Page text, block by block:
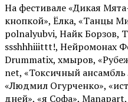
На фестивале «Дикая
кнопкой», Ёлка, «Танцы
polnalyubvi, Найк Борзов,
ssshhhiiittt!, Нейромонах
Drummatix, хмыров,
net, «Токсичный ансамбль
«Людмил Огурченко»,
дней», «я Софа»,